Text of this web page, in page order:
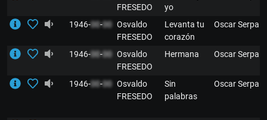
FRESEDO
yo
1946-00-00 Osvaldo
FRESEDO
Levanta tu
corazón
Oscar Serpa
1946-00-00 Osvaldo
FRESEDO
Hermana Oscar Serpa
1946-00-00 Osvaldo
FRESEDO
Sin
palabras
Oscar Serpa